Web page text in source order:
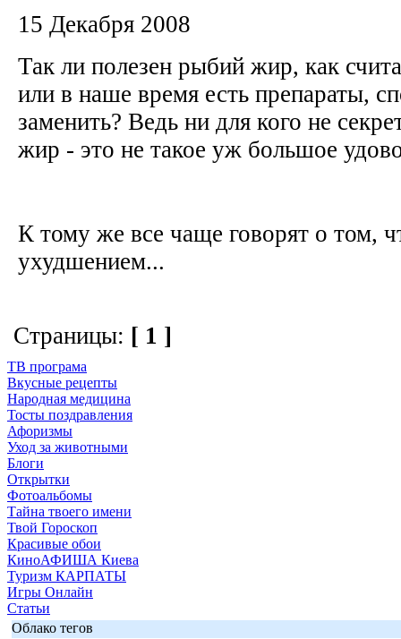
15 Декабря 2008
Так ли полезен рыбий жир, как
или в наше время есть препараты,
заменить? Ведь ни для кого не
жир - это не такое уж большое
К тому же все чаще говорят о том,
ухудшением...
Страницы: [ 1 ]
ТВ програма
Вкусные рецепты
Народная медицина
Тосты поздравления
Афоризмы
Уход за животными
Блоги
Открытки
Фотоальбомы
Тайна твоего имени
Твой Гороскоп
Красивые обои
КиноАФИША Киева
Туризм КАРПАТЫ
Игры Онлайн
Статьи
Облако тегов